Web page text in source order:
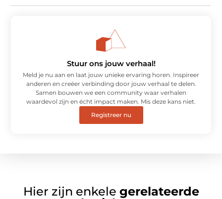
Stuur ons jouw verhaal!
Meld je nu aan en laat jouw unieke ervaring horen. Inspireer
anderen en creëer verbinding door jouw verhaal te delen.
Samen bouwen we een community waar verhalen
waardevol zijn en écht impact maken. Mis deze kans niet.
Registreer nu
Hier zijn enkele gerelateerde